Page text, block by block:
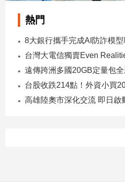
術
／
／
推
薦
熱門